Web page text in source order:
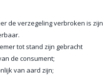
de verzegeling verbroken is zijn
tot stand zijn gebracht
de consument;
van aard zijn;